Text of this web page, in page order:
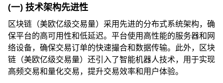
(一) 技术架构先进性
区块链（美欧亿级交易量）采用先进的分布式系统架构，确
保平台的高可用性和低延迟。平台使用高性能的服务器和网
络设备，确保交易订单的快速撮合和数据传输。此外，区块
链（美欧亿级交易量）还引入了智能机器人技术，用于实现
高频交易和量化交易，提升交易效率和用户体验。